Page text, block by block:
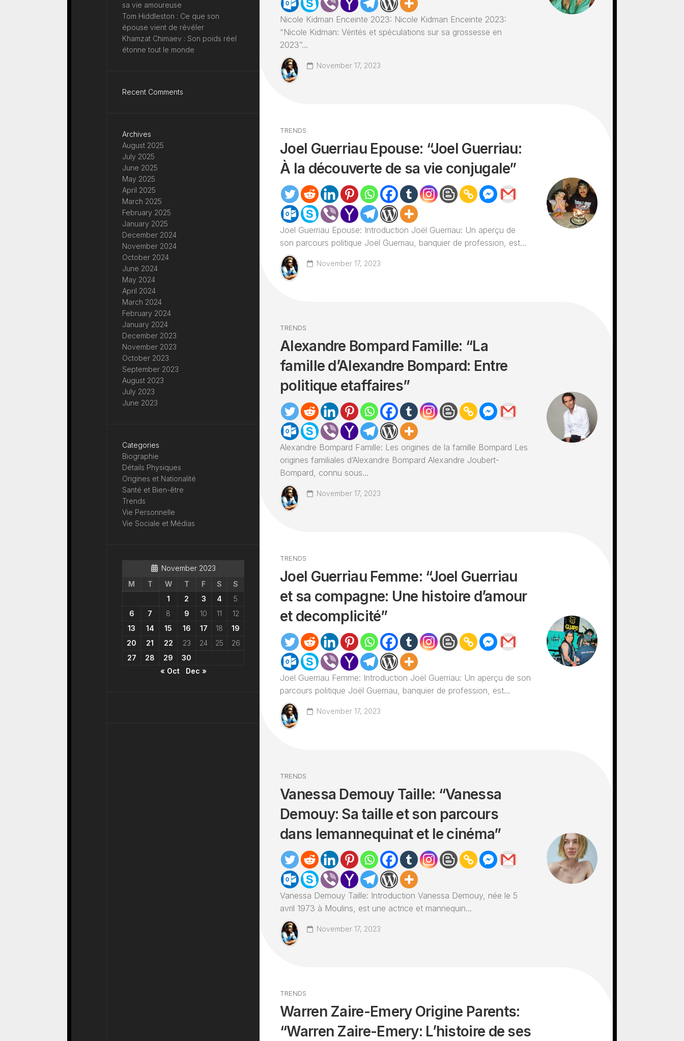
Nicole Kidman Enceinte 2023: Nicole Kidman Enceinte 2023:
“Nicole Kidman: Vérités et spéculations sur sa grossesse en
2023”...
November 17, 2023
TRENDS
Joel Guerriau Epouse: “Joel Guerriau:
À la découverte de sa vie conjugale”
Joel Guerriau Epouse: Introduction Joël Guerriau: Un aperçu de
son parcours politique Joël Guerriau, banquier de profession, est...
November 17, 2023
TRENDS
Alexandre Bompard Famille: “La
famille d’Alexandre Bompard: Entre
politique etaffaires”
Alexandre Bompard Famille: Les origines de la famille Bompard Les
origines familiales d’Alexandre Bompard Alexandre Joubert-
Bompard, connu sous...
November 17, 2023
TRENDS
Joel Guerriau Femme: “Joel Guerriau
et sa compagne: Une histoire d’amour
et decomplicité”
Joel Guerriau Femme: Introduction Joël Guerriau: Un aperçu de son
parcours politique Joël Guerriau, banquier de profession, est...
November 17, 2023
TRENDS
Vanessa Demouy Taille: “Vanessa
Demouy: Sa taille et son parcours
dans lemannequinat et le cinéma”
Vanessa Demouy Taille: Introduction Vanessa Demouy, née le 5
avril 1973 à Moulins, est une actrice et mannequin...
November 17, 2023
TRENDS
Warren Zaire-Emery Origine Parents:
“Warren Zaire-Emery: L’histoire de ses
sa vie amoureuse
Tom Hiddleston : Ce que son
épouse vient de révéler
Khamzat Chimaev : Son poids réel
étonne tout le monde
Recent Comments
Archives
August 2025
July 2025
June 2025
May 2025
April 2025
March 2025
February 2025
January 2025
December 2024
November 2024
October 2024
June 2024
May 2024
April 2024
March 2024
February 2024
January 2024
December 2023
November 2023
October 2023
September 2023
August 2023
July 2023
June 2023
Categories
Biographie
Détails Physiques
Origines et Nationalité
Santé et Bien-être
Trends
Vie Personnelle
Vie Sociale et Médias
November 2023
M
T W T F S
S
1
2 3 4
5
6
7 8 9 10 11
12
13
14 15 16 17 18
19
20
21 22 23 24 25
26
27
28 29
30
« Oct
Dec »